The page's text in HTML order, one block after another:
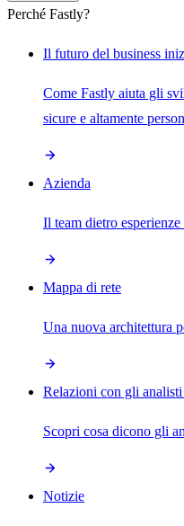
Perché Fastly?
Il futuro del business
Come Fastly aiuta gli
sicure e altamente
Azienda
Il team dietro
Mappa di rete
Una nuova architettura
Relazioni con gli analisti
Scopri cosa dicono gli
Notizie